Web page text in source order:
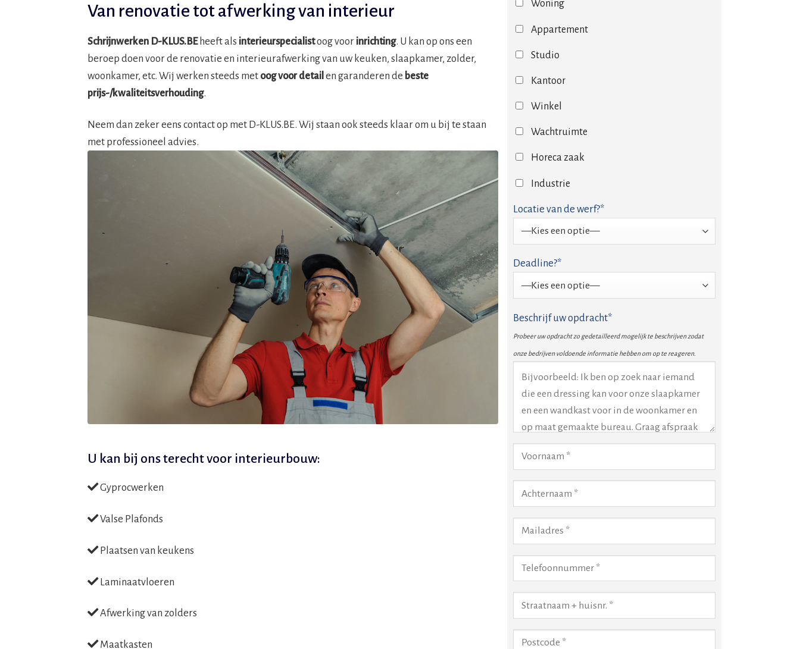
Van renovatie tot afwerking van interieur
Schrijnwerken D-KLUS.BEheeft als interieurspecialistoog voor inrichting. U kan op ons een
beroep doen voor de renovatie en interieurafwerking van uw keuken, slaapkamer, zolder,
woonkamer, etc. Wij werken steeds met oog voor detail en garanderen de beste
prijs-/kwaliteitsverhouding.
Neem dan zeker eens contact op met D-KLUS.BE. Wij staan ook steeds klaar om u bij te staan
met professioneel advies.
U kan bij ons terecht voor interieurbouw:
Gyprocwerken
Valse Plafonds
Plaatsen van keukens
Laminaatvloeren
Afwerking van zolders
Maatkasten
Woning
Appartement
Studio
Kantoor
Winkel
Wachtruimte
Horeca zaak
Industrie
Locatie van de werf?*
Deadline?*
Beschrijf uw opdracht*
Probeer uw opdracht zo gedetailleerd mogelijk te beschrijven zodat
onze bedrijven voldoende informatie hebben om op te reageren.